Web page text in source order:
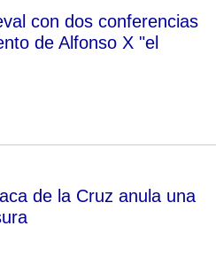
con dos conferencias
de Alfonso X "el
de la Cruz anula una